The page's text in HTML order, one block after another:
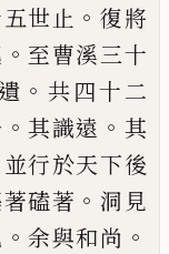
世止 。 復將
。 至曹溪三十
遺 。共四十二
。其識遠 。 其
並行於天下後
磕著 。 洞見
。余與和尚 。